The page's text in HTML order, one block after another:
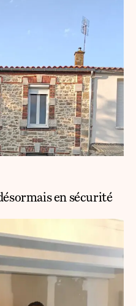
en sécurité